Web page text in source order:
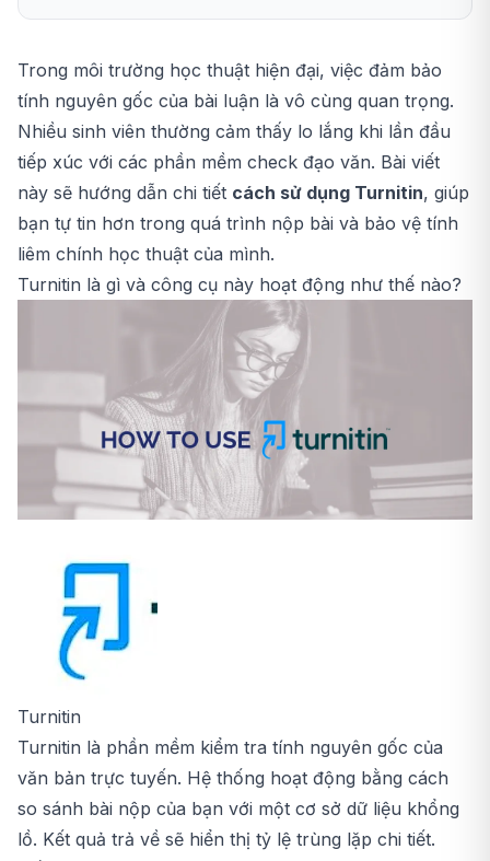
Trong môi trường học thuật hiện đại, việc đảm bảo
tính nguyên gốc của bài luận là vô cùng quan trọng.
Nhiều sinh viên thường cảm thấy lo lắng khi lần đầu
tiếp xúc với các phần mềm check đạo văn. Bài viết
này sẽ hướng dẫn chi tiết cách sử dụng Turnitin, giúp
bạn tự tin hơn trong quá trình nộp bài và bảo vệ tính
liêm chính học thuật của mình.
Turnitin là gì và công cụ này hoạt động như thế nào?
Turnitin
Turnitin là phần mềm kiểm tra tính nguyên gốc của
văn bản trực tuyến. Hệ thống hoạt động bằng cách
so sánh bài nộp của bạn với một cơ sở dữ liệu khổng
lồ. Kết quả trả về sẽ hiển thị tỷ lệ trùng lặp chi tiết.